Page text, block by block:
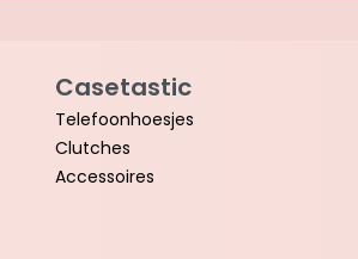
Casetastic
Telefoonhoesjes
Clutches
Accessoires